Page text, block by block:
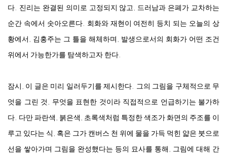
다. 진리는 완결된 의미로 고정되지 않고, 드러남과 은폐가 교차하는
순간 속에서 솟아오른다. 회화와 재현이 여전히 등치 되는 오늘의 상
황에서, 김홍주는 그 틀을 해체하며, 발생으로서의 회화가 어떤 조건
위에서 가능한가를 탐색하고자 한다.
잠시, 이 글은 미리 일러두기를 제시한다. 그의 그림을 구체적으로 무
엇을 그린 것, 무엇을 표현한 것이라 직접적으로 언급하기는 불가하
다. 다만 파란색, 붉은색, 초록색처럼 특정한 색조가 화면의 주조를 이
루고 있다는 식, 혹은 그가 캔버스 천 위에 물을 가득 먹힌 얇은 붓으로
선을 쌓아가며 그림을 완성했다는 등의 묘사를 통해, 그림에 대해 간